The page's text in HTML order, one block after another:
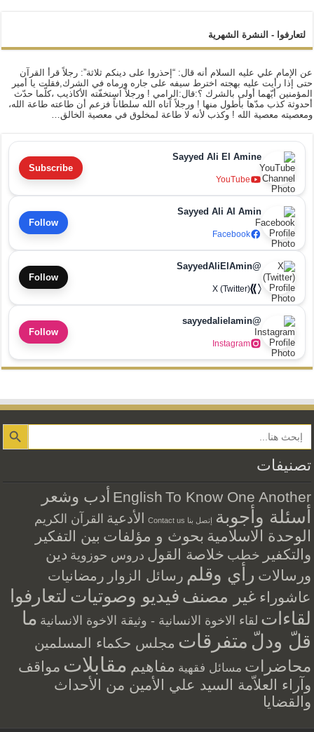
لتعارفوا - النشرة الشهرية
عن الإمام علي عليه السلام أنه قال: “إحذروا على دينكم ثلاثة”: رجلاً قرأ القرآن
حتى إذا رأيت عليه بهجته اخترط سيفه على جاره ورماه في الشرك,فقلت يا أمير
المؤمنين أيّهما أولى بالشرك ؟:قال:الرامي ! ورجلاً استخفّته الأكاذيب ،كلّما حدّث
أحدوثة كذب مدّها بأطول منها ! ورجلاً آتاه الله سلطاناً فزعم أن طاعته طاعة الله،
ومعصيته معصية الله ! وكذب لأنه لا طاعة لمخلوق في معصية الخالق…
Sayyed Ali El Amine
YouTube
Subscribe
Sayyed Ali Al Amin
Facebook
Follow
@SayyedAliElAmin
X (Twitter)
Follow
@sayyedalielamin
Instagram
Follow
Search Button
تصنيفات
English To Know One Another أدب وشعر
أسئلة وأجوبة إتصل بنا Contact us الأدعية القرآن الكريم
الوحدة الاسلامية بحوث و مؤلفات بين التفكير
والتكفير خطب خلاصة القول دروس حوزوية دين
ورسالات رأي وقلم رسائل الزوار رمضانيات
عاشوراء غير مصنف فيديو وصوتيات لتعارفوا
لقاءات لقاء الاخوة الانسانية - وثيقة الاخوة الانسانية ما
قلّ ودلّ متفرقات مجلس حكماء المسلمين
محاضرات مسائل فقهية مفاهيم مقابلات مواقف
وآراء العلاّمة السيد علي الأمين من الأحداث
والقضايا